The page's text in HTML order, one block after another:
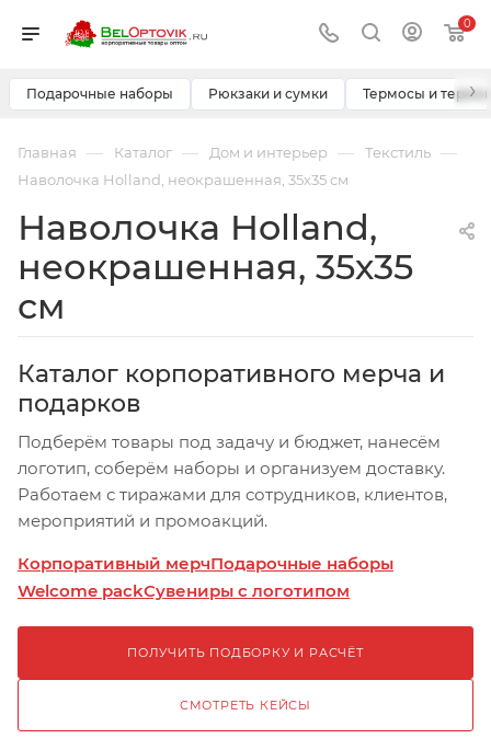
0
Подарочные наборы Рюкзаки и сумки Термосы и ›
Главная — Каталог — Дом и интерьер — Текстиль —
Наволочка Holland, неокрашенная, 35х35 см
Наволочка Holland,
неокрашенная, 35х35
см
Каталог корпоративного мерча и
подарков
Подберём товары под задачу и бюджет, нанесём
логотип, соберём наборы и организуем доставку.
Работаем с тиражами для сотрудников, клиентов,
мероприятий и промоакций.
Корпоративный мерчПодарочные наборы
Welcome packСувениры с логотипом
ПОЛУЧИТЬ ПОДБОРКУ И РАСЧЁТ
СМОТРЕТЬ КЕЙСЫ